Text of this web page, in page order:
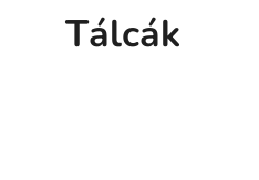
Tálcák